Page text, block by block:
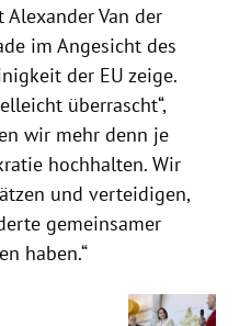
Van der
im Angesicht des
der EU zeige.
überrascht“,
wir mehr denn je
hochhalten. Wir
und verteidigen,
gemeinsamer
haben.“